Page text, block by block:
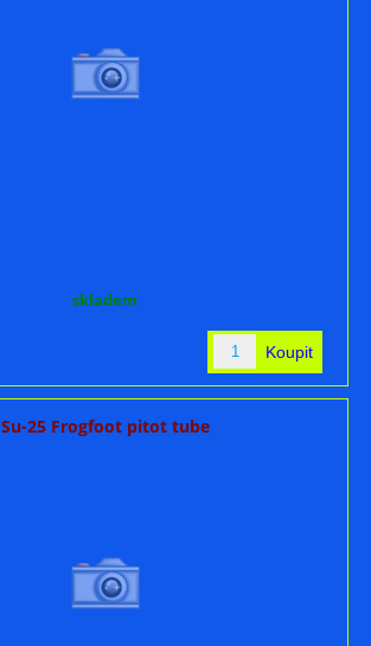
skladem
Su-25 Frogfoot pitot tube